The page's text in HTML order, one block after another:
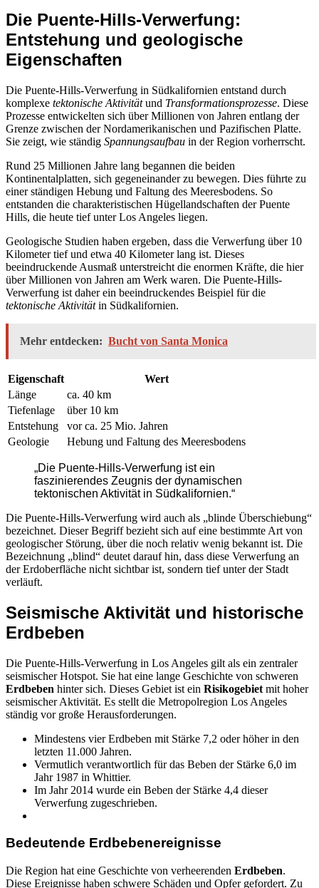
Die Puente-Hills-Verwerfung:
Entstehung und geologische
Eigenschaften
Die Puente-Hills-Verwerfung in Südkalifornien entstand durch
komplexe tektonische Aktivitätund Transformationsprozesse. Diese
Prozesse entwickelten sich über Millionen von Jahren entlang der
Grenze zwischen der Nordamerikanischen und Pazifischen Platte.
Sie zeigt, wie ständig Spannungsaufbau in der Region vorherrscht.
Rund 25 Millionen Jahre lang begannen die beiden
Kontinentalplatten, sich gegeneinander zu bewegen. Dies führte zu
einer ständigen Hebung und Faltung des Meeresbodens. So
entstanden die charakteristischen Hügellandschaften der Puente
Hills, die heute tief unter Los Angeles liegen.
Geologische Studien haben ergeben, dass die Verwerfung über 10
Kilometer tief und etwa 40 Kilometer lang ist. Dieses
beeindruckende Ausmaß unterstreicht die enormen Kräfte, die hier
über Millionen von Jahren am Werk waren. Die Puente-Hills-
Verwerfung ist daher ein beeindruckendes Beispiel für die
tektonische Aktivitätin Südkalifornien.
Mehr entdecken: Bucht von Santa Monica
Eigenschaft
Wert
Länge
ca. 40 km
Tiefenlage
über 10 km
Entstehung
vor ca. 25 Mio. Jahren
Geologie
Hebung und Faltung des Meeresbodens
„Die Puente-Hills-Verwerfung ist ein
faszinierendes Zeugnis der dynamischen
tektonischen Aktivität in Südkalifornien.“
Die Puente-Hills-Verwerfung wird auch als „blinde Überschiebung“
bezeichnet. Dieser Begriff bezieht sich auf eine bestimmte Art von
geologischer Störung, über die noch relativ wenig bekannt ist. Die
Bezeichnung „blind“ deutet darauf hin, dass diese Verwerfung an
der Erdoberfläche nicht sichtbar ist, sondern tief unter der Stadt
verläuft.
Seismische Aktivität und historische
Erdbeben
Die Puente-Hills-Verwerfung in Los Angeles gilt als ein zentraler
seismischer Hotspot. Sie hat eine lange Geschichte von schweren
Erdbeben hinter sich. Dieses Gebiet ist ein Risikogebiet mit hoher
seismischer Aktivität. Es stellt die Metropolregion Los Angeles
ständig vor große Herausforderungen.
Mindestens vier Erdbeben mit Stärke 7,2 oder höher in den
letzten 11.000 Jahren.
Vermutlich verantwortlich für das Beben der Stärke 6,0 im
Jahr 1987 in Whittier.
Im Jahr 2014 wurde ein Beben der Stärke 4,4 dieser
Verwerfung zugeschrieben.
Bedeutende Erdbebenereignisse
Die Region hat eine Geschichte von verheerenden Erdbeben.
Diese Ereignisse haben schwere Schäden und Opfer gefordert. Zu